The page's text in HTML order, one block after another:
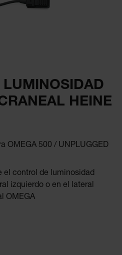
HEINE
OMEGA 500 / UNPLUGGED
el control de luminosidad
izquierdo o en el lateral
OMEGA